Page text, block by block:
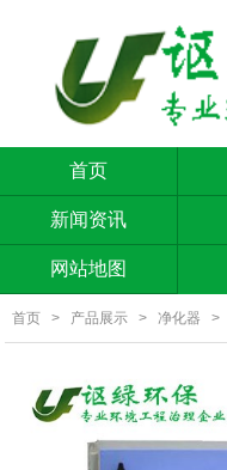
首页
新闻资讯
网站地图
首页 > 产品展示 > 净化器 >